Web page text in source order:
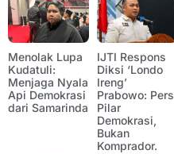
Menolak Lupa
Kudatuli:
Menjaga Nyala
Api Demokrasi
dari Samarinda
IJTI Respons
Diksi ‘Londo
Ireng’
Prabowo: Pers
Pilar
Demokrasi,
Bukan
Komprador.